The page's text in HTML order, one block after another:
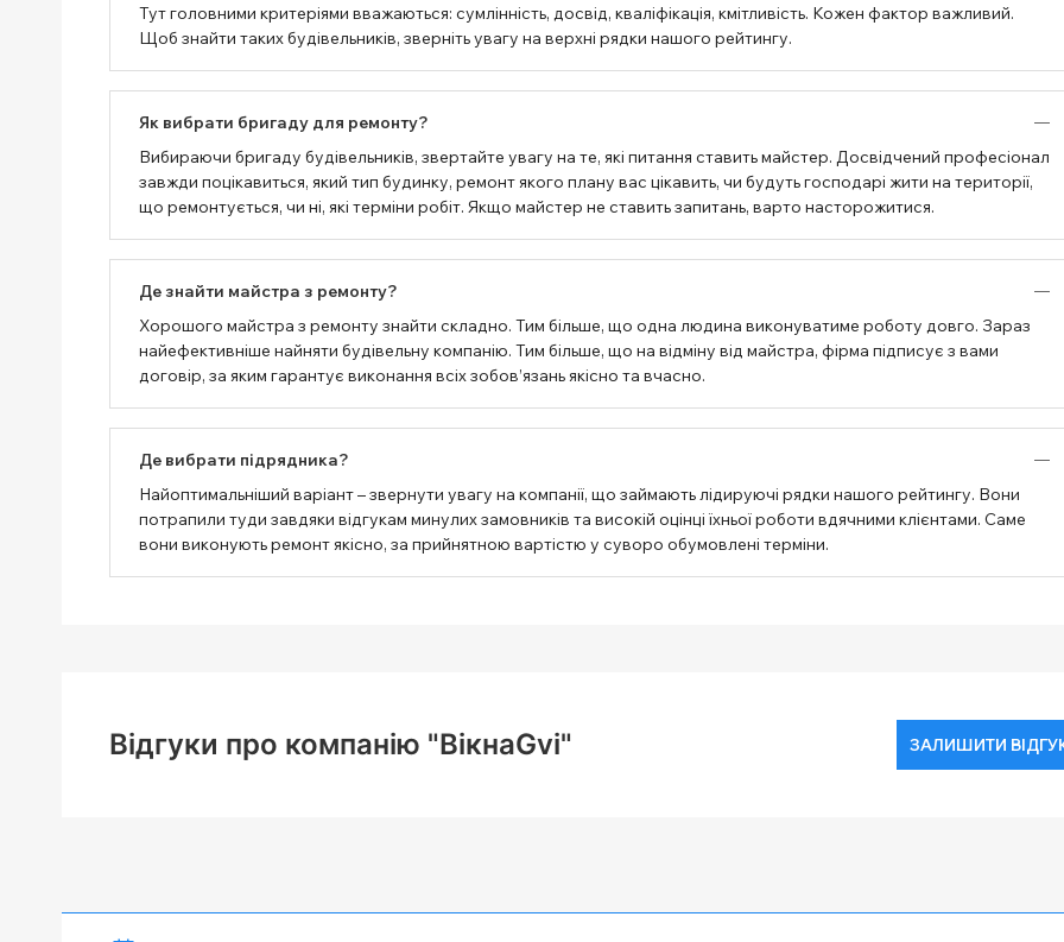
Тут головними критеріями вважаються: сумлінність, досвід, кваліфікація, кмітливість. Кожен фактор важливий.
Щоб знайти таких будівельників, зверніть увагу на верхні рядки нашого рейтингу.
Як вибрати бригаду для ремонту?
Вибираючи бригаду будівельників, звертайте увагу на те, які питання ставить майстер. Досвідчений професіонал
завжди поцікавиться, який тип будинку, ремонт якого плану вас цікавить, чи будуть господарі жити на території,
що ремонтується, чи ні, які терміни робіт. Якщо майстер не ставить запитань, варто насторожитися.
Де знайти майстра з ремонту?
Хорошого майстра з ремонту знайти складно. Тим більше, що одна людина виконуватиме роботу довго. Зараз
найефективніше найняти будівельну компанію. Тим більше, що на відміну від майстра, фірма підписує з вами
договір, за яким гарантує виконання всіх зобов’язань якісно та вчасно.
Де вибрати підрядника?
Найоптимальніший варіант – звернути увагу на компанії, що займають лідируючі рядки нашого рейтингу. Вони
потрапили туди завдяки відгукам минулих замовників та високій оцінці їхньої роботи вдячними клієнтами. Саме
вони виконують ремонт якісно, ​​за прийнятною вартістю у суворо обумовлені терміни.
Відгуки про компанію "ВікнаGvi" ЗАЛИШИТИ